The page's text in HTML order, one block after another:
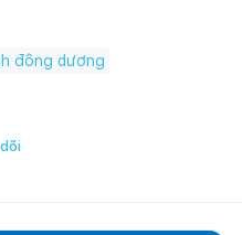
đông dương